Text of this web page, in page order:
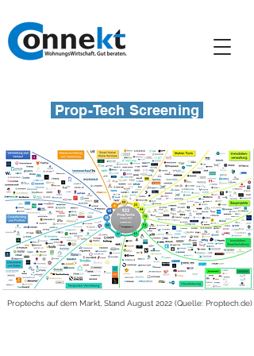
Prop-Tech Screening
Proptechs auf dem Markt, Stand August 2022 (Quelle: Proptech.de)